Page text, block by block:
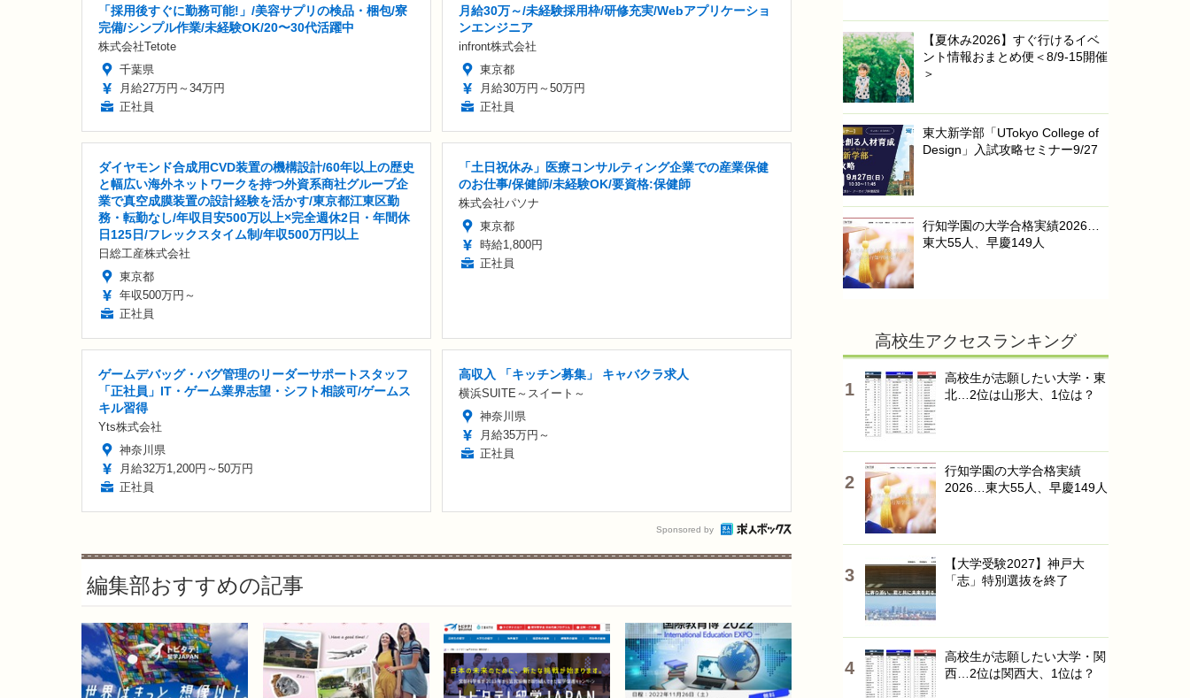
「採用後すぐに勤務可能!」/美容サプリの検品・梱包/寮
完備/シンプル作業/未経験OK/20〜30代活躍中
株式会社Tetote
千葉県
月給27万円～34万円
正社員
月給30万～/未経験採用枠/研修充実/Webアプリケーショ
ンエンジニア
infront株式会社
東京都
月給30万円～50万円
正社員
ダイヤモンド合成用CVD装置の機構設計/60年以上の歴史
と幅広い海外ネットワークを持つ外資系商社グループ企
業で真空成膜装置の設計経験を活かす/東京都江東区勤
務・転勤なし/年収目安500万以上×完全週休2日・年間休
日125日/フレックスタイム制/年収500万円以上
日総工産株式会社
東京都
年収500万円～
正社員
「土日祝休み」医療コンサルティング企業での産業保健
のお仕事/保健師/未経験OK/要資格:保健師
株式会社パソナ
東京都
時給1,800円
正社員
ゲームデバッグ・バグ管理のリーダーサポートスタッフ
「正社員」IT・ゲーム業界志望・シフト相談可/ゲームス
キル習得
Yts株式会社
神奈川県
月給32万1,200円～50万円
正社員
高収入 「キッチン募集」 キャバクラ求人
横浜SUITE～スイート～
神奈川県
月給35万円～
正社員
Sponsored by
編集部おすすめの記事
【夏休み2026】すぐ行けるイベ
ント情報おまとめ便＜8/9-15開催
＞
東大新学部「UTokyo College of
Design」入試攻略セミナー9/27
行知学園の大学合格実績2026…
東大55人、早慶149人
高校生アクセスランキング
高校生が志願したい大学・東
北…2位は山形大、1位は？
行知学園の大学合格実績
2026…東大55人、早慶149人
【大学受験2027】神戸大
「志」特別選抜を終了
高校生が志願したい大学・関
西…2位は関西大、1位は？